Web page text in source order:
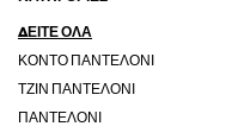
ΔΕΊΤΕ ΌΛΑ
ΚΟΝΤΌ ΠΑΝΤΕΛΌΝΙ
ΤΖΙΝ ΠΑΝΤΕΛΌΝΙ
ΠΑΝΤΕΛΌΝΙ